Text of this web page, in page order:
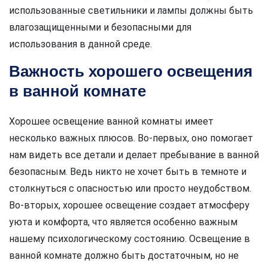
использованные светильники и лампы должны быть
влагозащищенными и безопасными для
использования в данной среде.
Важность хорошего освещения
в ванной комнате
Хорошее освещение ванной комнаты имеет
несколько важных плюсов. Во-первых, оно помогает
нам видеть все детали и делает пребывание в ванной
безопасным. Ведь никто не хочет быть в темноте и
столкнуться с опасностью или просто неудобством.
Во-вторых, хорошее освещение создает атмосферу
уюта и комфорта, что является особенно важным
нашему психологическому состоянию. Освещение в
ванной комнате должно быть достаточным, но не